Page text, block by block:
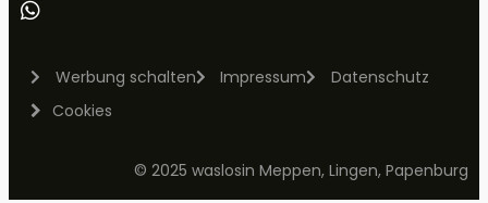
Werbung schalten Impressum
Datenschutz
Cookies
© 2025 waslosin Meppen, Lingen, Papenburg